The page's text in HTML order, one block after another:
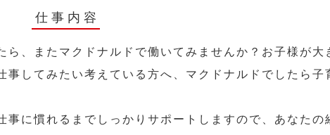
仕事内容
、またマクドナルドで働いてみませんか？お子様が大
してみたい考えている方へ、マクドナルドでしたら子
に慣れるまでしっかりサポートしますので、あなたの